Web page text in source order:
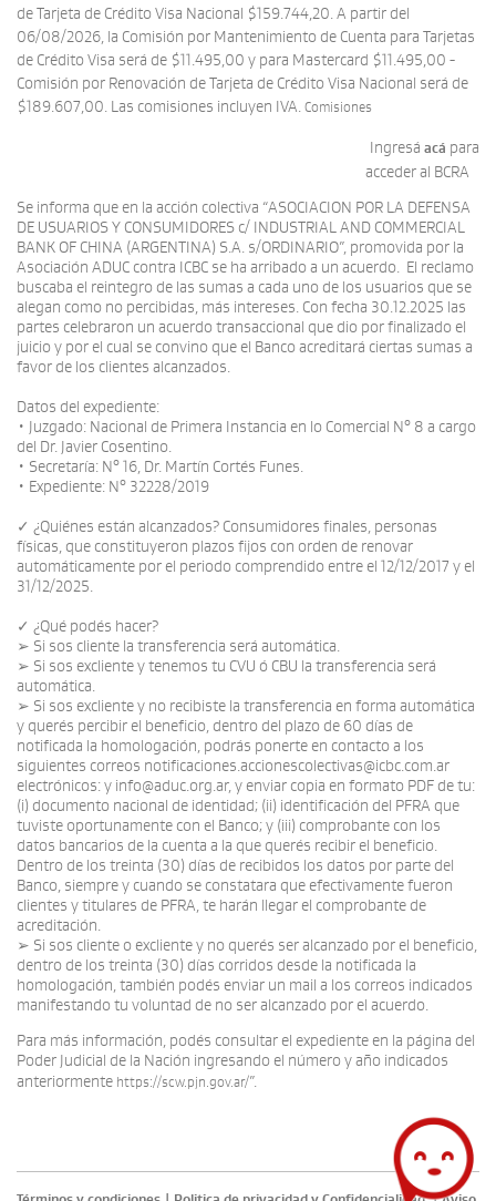
de Tarjeta de Crédito Visa Nacional $159.744,20. A partir del
06/08/2026, la Comisión por Mantenimiento de Cuenta para Tarjetas
de Crédito Visa será de $11.495,00 y para Mastercard $11.495,00 -
Comisión por Renovación de Tarjeta de Crédito Visa Nacional será de
$189.607,00. Las comisiones incluyen IVA. Comisiones
Ingresá acá para
acceder al BCRA
Se informa que en la acción colectiva “ASOCIACION POR LA DEFENSA
DE USUARIOS Y CONSUMIDORES c/ INDUSTRIAL AND COMMERCIAL
BANK OF CHINA (ARGENTINA) S.A. s/ORDINARIO”, promovida por la
Asociación ADUC contra ICBC se ha arribado a un acuerdo. El reclamo
buscaba el reintegro de las sumas a cada uno de los usuarios que se
alegan como no percibidas, más intereses. Con fecha 30.12.2025 las
partes celebraron un acuerdo transaccional que dio por finalizado el
juicio y por el cual se convino que el Banco acreditará ciertas sumas a
favor de los clientes alcanzados.
Datos del expediente:
• Juzgado: Nacional de Primera Instancia en lo Comercial N° 8 a cargo
del Dr. Javier Cosentino.
• Secretaría: N° 16, Dr. Martín Cortés Funes.
• Expediente: N° 32228/2019
✓ ¿Quiénes están alcanzados? Consumidores finales, personas
físicas, que constituyeron plazos fijos con orden de renovar
automáticamente por el periodo comprendido entre el 12/12/2017 y el
31/12/2025.
✓ ¿Qué podés hacer?
➢ Si sos cliente la transferencia será automática.
➢ Si sos excliente y tenemos tu CVU ó CBU la transferencia será
automática.
➢ Si sos excliente y no recibiste la transferencia en forma automática
y querés percibir el beneficio, dentro del plazo de 60 días de
notificada la homologación, podrás ponerte en contacto a los
siguientes correos notificaciones.accionescolectivas@icbc.com.ar
electrónicos: y info@aduc.org.ar, y enviar copia en formato PDF de tu:
(i) documento nacional de identidad; (ii) identificación del PFRA que
tuviste oportunamente con el Banco; y (iii) comprobante con los
datos bancarios de la cuenta a la que querés recibir el beneficio.
Dentro de los treinta (30) días de recibidos los datos por parte del
Banco, siempre y cuando se constatara que efectivamente fueron
clientes y titulares de PFRA, te harán llegar el comprobante de
acreditación.
➢ Si sos cliente o excliente y no querés ser alcanzado por el beneficio,
dentro de los treinta (30) días corridos desde la notificada la
homologación, también podés enviar un mail a los correos indicados
manifestando tu voluntad de no ser alcanzado por el acuerdo.
Para más información, podés consultar el expediente en la página del
Poder Judicial de la Nación ingresando el número y año indicados
anteriormente https://scw.pjn.gov.ar/”.